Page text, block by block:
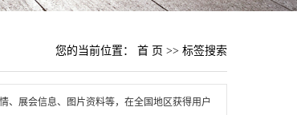
您的当前位置： 首 页 >> 标签搜索
、展会信息、图片资料等，在全国地区获得用户